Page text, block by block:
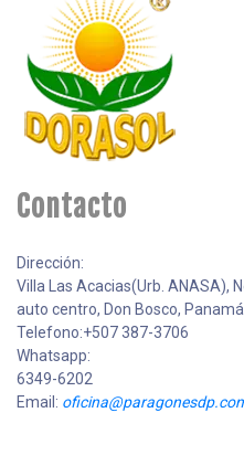
Contacto
Dirección:
Villa Las Acacias(Urb. ANASA),
auto centro, Don Bosco, Panamá
Telefono:+507 387-3706
Whatsapp:
6349-6202
Email: